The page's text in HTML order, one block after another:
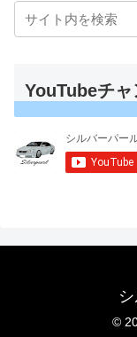
YouTubeチ
©